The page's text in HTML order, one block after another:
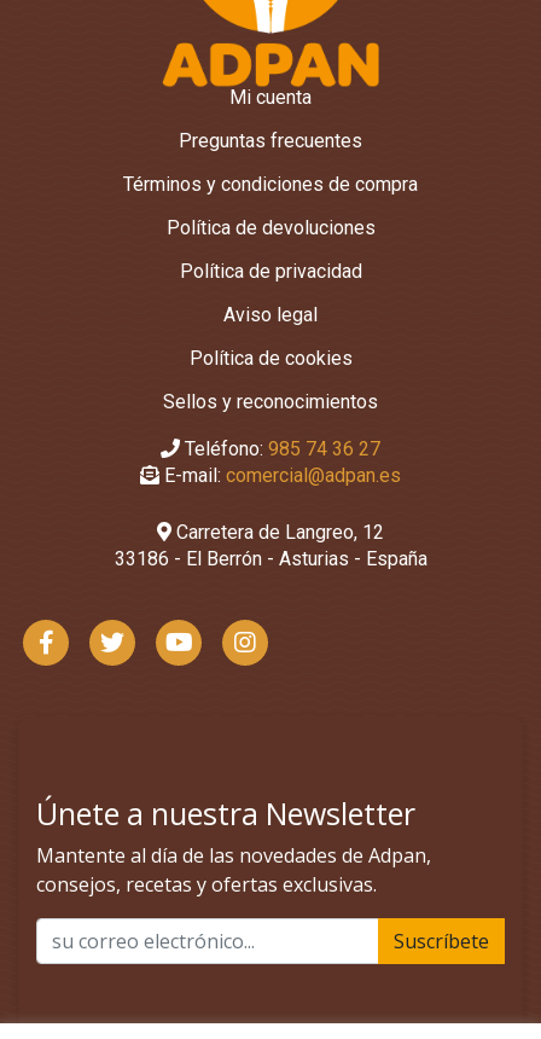
Mi cuenta
Preguntas frecuentes
Términos y condiciones de compra
Política de devoluciones
Política de privacidad
Aviso legal
Política de cookies
Sellos y reconocimientos
Teléfono: 985 74 36 27
E-mail: comercial@adpan.es
Carretera de Langreo, 12
33186 - El Berrón - Asturias - España